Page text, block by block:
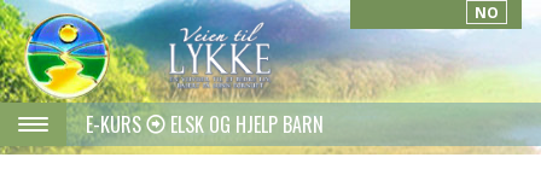
NO
E-KURS ELSK OG HJELP BARN